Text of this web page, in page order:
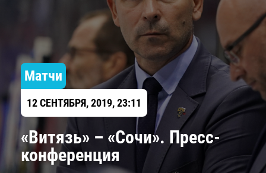
Матчи
12 СЕНТЯБРЯ, 2019, 23:11
«Витязь» – «Сочи». Пресс-
конференция